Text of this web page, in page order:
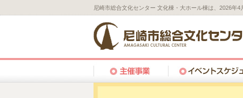
尼崎市総合文化センター 文化棟・大ホール棟は、2026年